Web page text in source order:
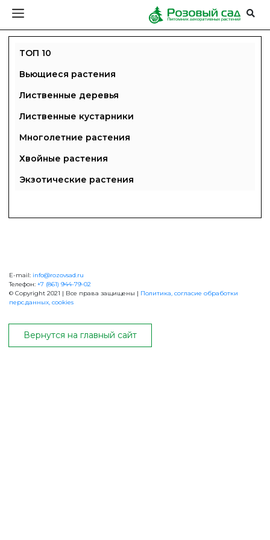
ВЕРНУТСЯ НА ГЛАВНЫЙ САЙТ
ТОП 10
Вьющиеся растения
Лиственные деревья
Лиственные кустарники
Многолетние растения
Хвойные растения
Экзотические растения
E-mail: info@rozovsad.ru
Телефон: +7 (861) 944-79-02
© Copyright 2021 | Все права защищены | Политика, согласие обработки
перс.данных, cookies
Вернутся на главный сайт